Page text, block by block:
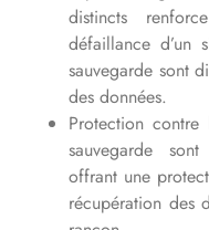
distincts
défaillance d’un
sauvegarde sont
des données.
Protection contre
sauvegarde
offrant une
récupération des